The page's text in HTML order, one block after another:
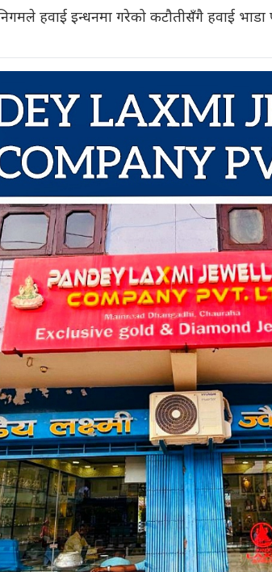
हवाई इन्धनमा गरेको कटौतीसँगै हवाई भाडा